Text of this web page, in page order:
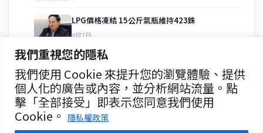
我們重視您的隱私
我們使用 Cookie 來提升您的瀏覽體驗、提供
個人化的廣告或內容，並分析網站流量。點
擊「全部接受」即表示您同意我們使用
Cookie。
隱私權政策
LPG價格凍結 15公斤氣瓶維持423銖
8月7日
ADVANC第二季淨利增25% 券商看好
8月7日
泰緬商務論壇2026 目標120億美元
8月7日
房地產
聯絡資訊
歡迎來信洽詢合作事宜
或提供新聞線索